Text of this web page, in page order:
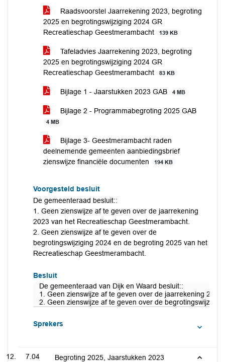
Raadsvoorstel Jaarrekening 2023, begroting
2025 en begrotingswijziging 2024 GR
Recreatieschap Geestmerambacht
139 KB
Tafeladvies Jaarrekening 2023, begroting
2025 en begrotingswijziging 2024 GR
Recreatieschap Geestmerambacht
83 KB
Bijlage 1 - Jaarstukken 2023 GAB 4 MB
Bijlage 2 - Programmabegroting 2025 GAB
4 MB
Bijlage 3- Geestmerambacht raden
deelnemende gemeenten aanbiedingsbrief
zienswijze financiële documenten
194 KB
Voorgesteld besluit
De gemeenteraad besluit::
1. Geen zienswijze af te geven over de jaarrekening
2023 van het Recreatieschap Geestmerambacht.
2. Geen zienswijze af te geven over de
begrotingswijziging 2024 en de begroting 2025 van het
Recreatieschap Geestmerambacht.
Besluit
De gemeenteraad van Dijk en Waard besluit::
1. Geen zienswijze af te geven over de jaarrekening
2. Geen zienswijze af te geven over de
Sprekers
7.04
Begroting 2025, Jaarstukken 2023